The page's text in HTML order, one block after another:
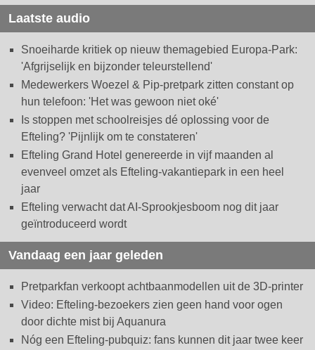
Laatste audio
Snoeiharde kritiek op nieuw themagebied Europa-Park:
'Afgrijselijk en bijzonder teleurstellend'
Medewerkers Woezel & Pip-pretpark zitten constant op
hun telefoon: 'Het was gewoon niet oké'
Is stoppen met schoolreisjes dé oplossing voor de
Efteling? 'Pijnlijk om te constateren'
Efteling Grand Hotel genereerde in vijf maanden al
evenveel omzet als Efteling-vakantiepark in een heel
jaar
Efteling verwacht dat AI-Sprookjesboom nog dit jaar
geïntroduceerd wordt
Vandaag een jaar geleden
Pretparkfan verkoopt achtbaanmodellen uit de 3D-printer
Video: Efteling-bezoekers zien geen hand voor ogen
door dichte mist bij Aquanura
Nóg een Efteling-pubquiz: fans kunnen dit jaar twee keer